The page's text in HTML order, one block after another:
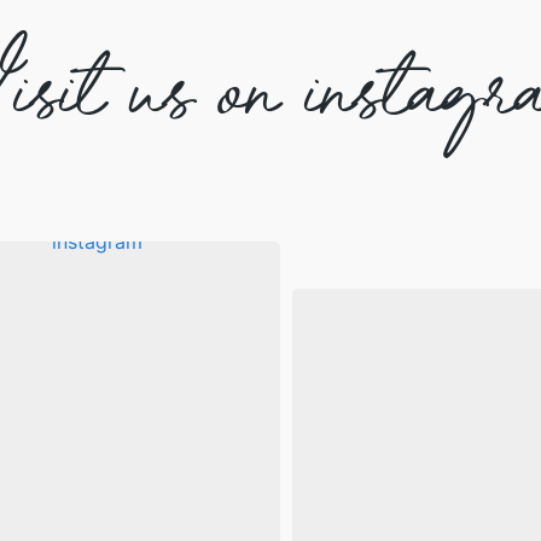
us on